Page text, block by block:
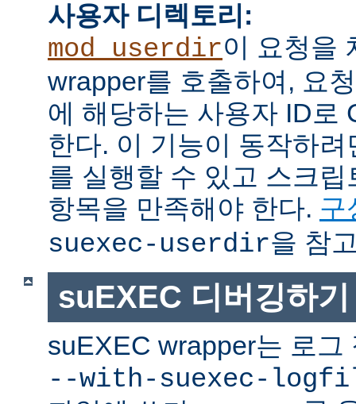
사용자 디렉토리:
mod_userdir이 요청을
wrapper를 호출하여, 요
에 해당하는 사용자 ID로
한다. 이 기능이 동작하
를 실행할 수 있고 스크
항목을 만족해야 한다. 구
suexec-userdir을 참
suEXEC 디버깅하기
suEXEC wrapper는 로그
--with-suexec-